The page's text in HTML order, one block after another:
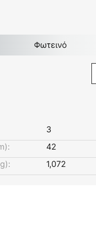
Φωτεινό
3
42
1,072